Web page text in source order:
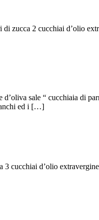
zucca 2 cucchiai d’olio
sale “ cucchiaia di
ed i […]
cucchiai d’olio